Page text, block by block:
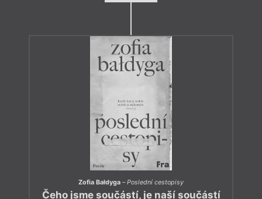
Zofia Bałdyga –Poslední cestopisy
Čeho jsme součástí, je naší součástí